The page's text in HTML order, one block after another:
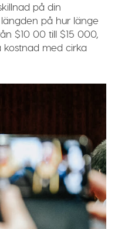
på din
på hur länge
$10 00 till $15 000,
kostnad med cirka